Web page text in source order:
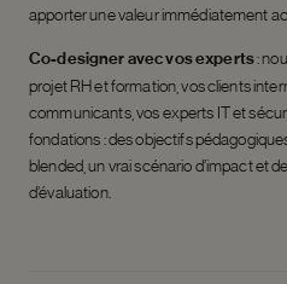
apporter une valeur immédiatement
Co-designer avec vos experts:
projet RH et formation, vos clients
communicants, vos experts IT et
fondations : des objectifs
blended, un vrai scénario d’impact et
d’évaluation.